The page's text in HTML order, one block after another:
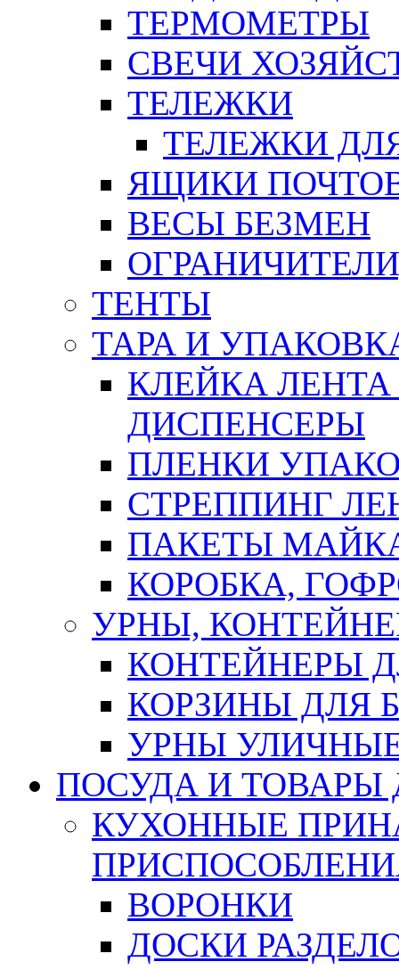
ТЕРМОМЕТРЫ
СВЕЧИ
ТЕЛЕЖКИ
ТЕЛЕЖКИ
ЯЩИКИ
ВЕСЫ БЕЗМЕН
ТЕНТЫ
ТАРА И
КЛЕЙКА
ДИСПЕНСЕРЫ
ПЛЕНКИ
СТРЕППИНГ
ПАКЕТЫ
КОРОБКА,
УРНЫ,
КОНТЕЙНЕРЫ
КОРЗИНЫ ДЛЯ
УРНЫ
ПОСУДА И ТОВАРЫ
КУХОННЫЕ
ВОРОНКИ
ДОСКИ